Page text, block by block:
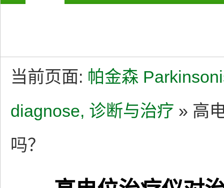
当前页面: 帕金森
diagnose, 诊断与治疗 » 高
吗？